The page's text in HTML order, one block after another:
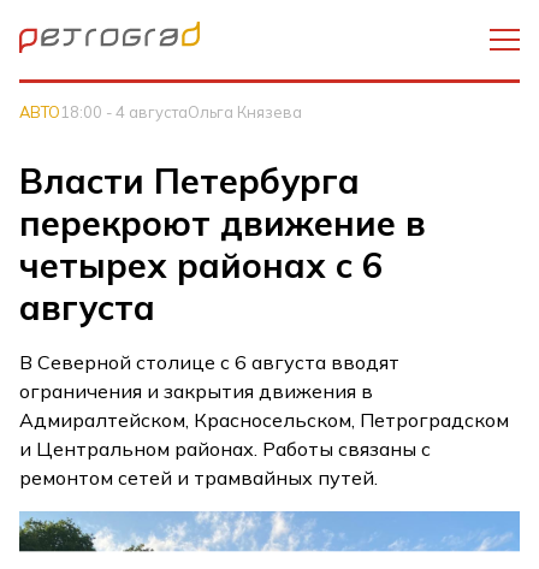
АВТО18:00 - 4 августаОльга Князева
Власти Петербурга
перекроют движение в
четырех районах с 6
августа
В Северной столице с 6 августа вводят
ограничения и закрытия движения в
Адмиралтейском, Красносельском, Петроградском
и Центральном районах. Работы связаны с
ремонтом сетей и трамвайных путей.